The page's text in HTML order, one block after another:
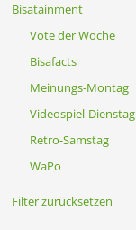
Bisatainment
Vote der Woche
Bisafacts
Meinungs-Montag
Videospiel-Dienstag
Retro-Samstag
WaPo
Filter zurücksetzen